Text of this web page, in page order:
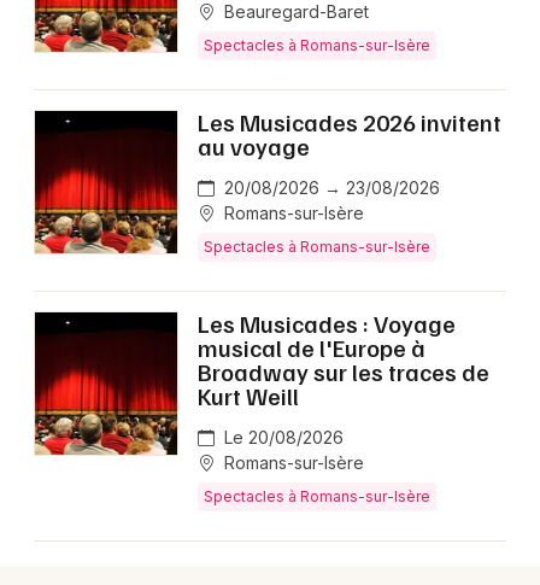
Beauregard-Baret
Spectacles à Romans-sur-Isère
Les Musicades 2026 invitent
au voyage
20/08/2026 → 23/08/2026
Romans-sur-Isère
Spectacles à Romans-sur-Isère
Les Musicades : Voyage
musical de l'Europe à
Broadway sur les traces de
Kurt Weill
Le 20/08/2026
Romans-sur-Isère
Spectacles à Romans-sur-Isère